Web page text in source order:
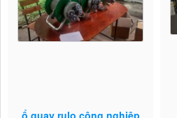
ổ quay rulo công nghiệp